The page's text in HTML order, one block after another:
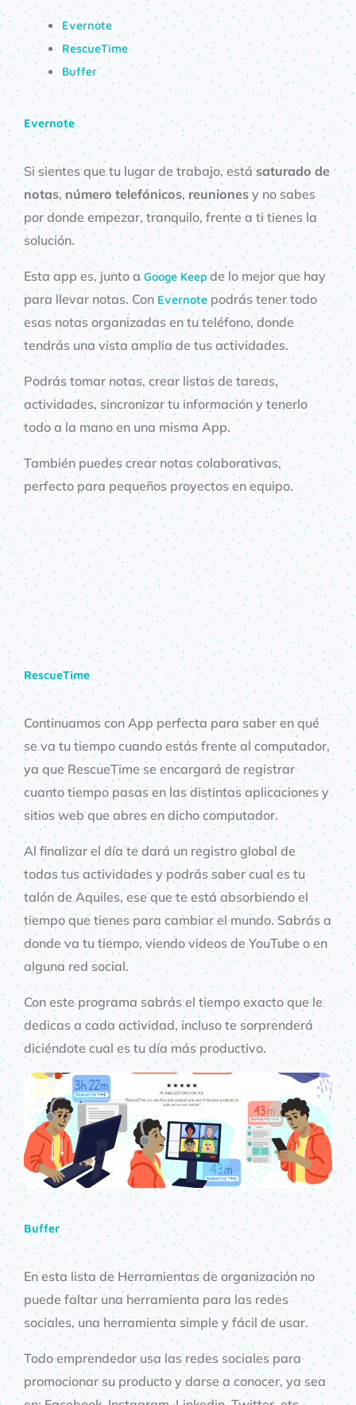
Evernote
RescueTime
Buffer
Evernote
Si sientes que tu lugar de trabajo, estásaturado de
notas,número telefónicos, reuniones y no sabes
por donde empezar, tranquilo, frente a ti tienes la
solución.
Esta app es, junto aGooge Keepde lo mejor que hay
para llevar notas. Con Evernotepodrás tener todo
esas notas organizadas en tu teléfono, donde
tendrás una vista amplia de tus actividades.
Podrás tomar notas, crear listas de tareas,
actividades, sincronizar tu información y tenerlo
todo a la mano en una misma App.
También puedes crear notas colaborativas,
perfecto para pequeños proyectos en equipo.
RescueTime
Continuamos con App perfecta para saber en qué
se va tu tiempo cuando estás frente al computador,
ya que RescueTime se encargará de registrar
cuanto tiempo pasas en las distintas aplicaciones y
sitios web que abres en dicho computador.
Al finalizar el día te dará un registro global de
todas tus actividades y podrás saber cual es tu
talón de Aquiles, ese que te está absorbiendo el
tiempo que tienes para cambiar el mundo. Sabrás a
donde va tu tiempo, viendo videos de YouTube o en
alguna red social.
Con este programa sabrás el tiempo exacto que le
dedicas a cada actividad, incluso te sorprenderá
diciéndote cual es tu día más productivo.
Buffer
En esta lista de Herramientas de organización no
puede faltar una herramienta para las redes
sociales, una herramienta simple y fácil de usar.
Todo emprendedor usa las redes sociales para
promocionar su producto y darse a conocer, ya sea